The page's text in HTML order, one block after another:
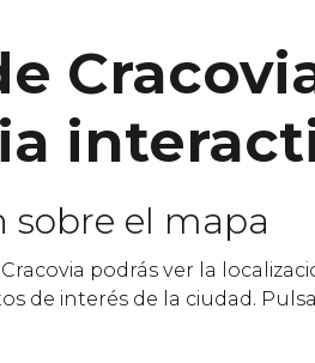
sobre el mapa
podrás ver la
de interés de la ciudad.